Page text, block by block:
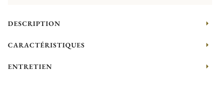
DESCRIPTION
CARACTÉRISTIQUES
ENTRETIEN